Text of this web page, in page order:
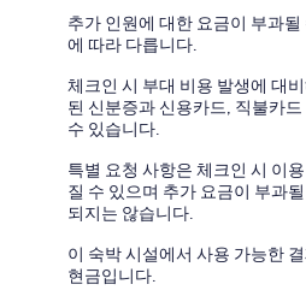
추가 인원에 대한 요금이 부과
에 따라 다릅니다.
체크인 시 부대 비용 발생에 대
된 신분증과 신용카드, 직불카
수 있습니다.
특별 요청 사항은 체크인 시 이
질 수 있으며 추가 요금이 부과
되지는 않습니다.
이 숙박 시설에서 사용 가능한
현금입니다.